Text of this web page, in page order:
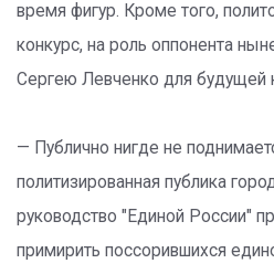
время фигур. Кроме того,
конкурс, на роль оппонента
Сергею Левченко для будущей
— Публично нигде не
политизированная публика
руководство "Единой России"
примирить поссорившихся